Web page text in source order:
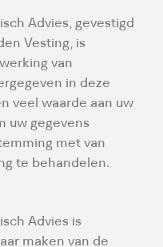
Advies, gevestigd
Vesting, is
van
in deze
veel waarde aan uw
uw gegevens
met van
te behandelen.
Advies is
maken van de